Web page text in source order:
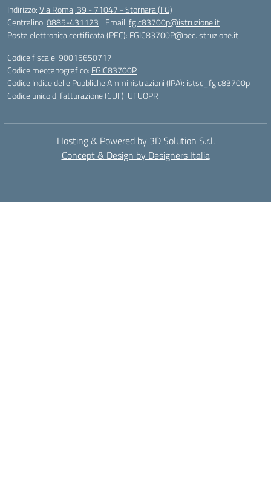
Indirizzo:Via Roma, 39 - 71047 - Stornara (FG)
Centralino:0885-431123 Email:fgic83700p@istruzione.it
Posta elettronica certificata (PEC): FGIC83700P@pec.istruzione.it
Codice fiscale: 90015650717
Codice meccanografico: FGIC83700P
Codice Indice delle Pubbliche Amministrazioni (IPA): istsc_fgic83700p
Codice unico di fatturazione (CUF): UFUOPR
Hosting & Powered by 3D Solution S.r.l.
Concept & Design by Designers Italia